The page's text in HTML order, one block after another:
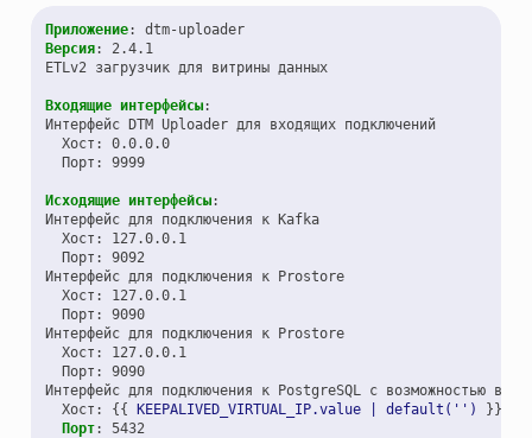
Приложение:
dtm-uploader
Версия:
2.4.1
ETLv2 загрузчик для витрины данных
Входящие интерфейсы:
Интерфейс DTM Uploader для входящих подключений
Хост :
0.0.0.0
Порт : 9999
Исходящие интерфейсы:
Интерфейс для подключения к Kafka
Хост :
127.0.0.1
Порт :
9092
Интерфейс для подключения к Prostore
Хост :
127.0.0.1
Порт :
9090
Интерфейс для подключения к Prostore
Хост :
127.0.0.1
Порт :
9090
Интерфейс для подключения к PostgreSQL с возможностью
Хост : {{ KEEPALIVED_VIRTUAL_IP.value | default('')
}}
Порт: 5432